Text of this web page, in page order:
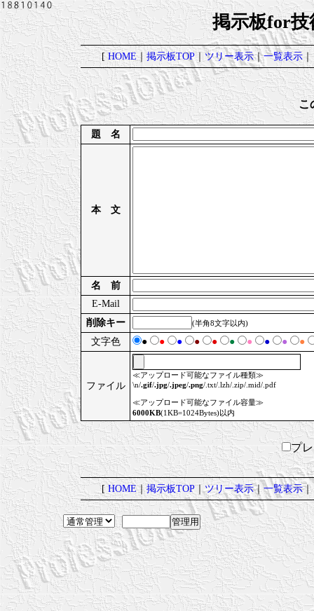
掲示板for技
[HOME｜掲示板TOP｜ツリー表示｜一覧表示｜
こ
題 名
本 文
名 前
E-Mail
削除キー
(半角8文字以内)
文字色 ● ● ● ● ● ● ● ● ● ●
ファイル
≪アップロード可能なファイル種類≫
\n/.gif/.jpg/.jpeg/.png/.txt/.lzh/.zip/.mid/.pdf
≪アップロード可能なファイル容量≫
6000KB(1KB=1024Bytes)以内
プ
[HOME｜掲示板TOP｜ ツリー表示｜一覧表示｜